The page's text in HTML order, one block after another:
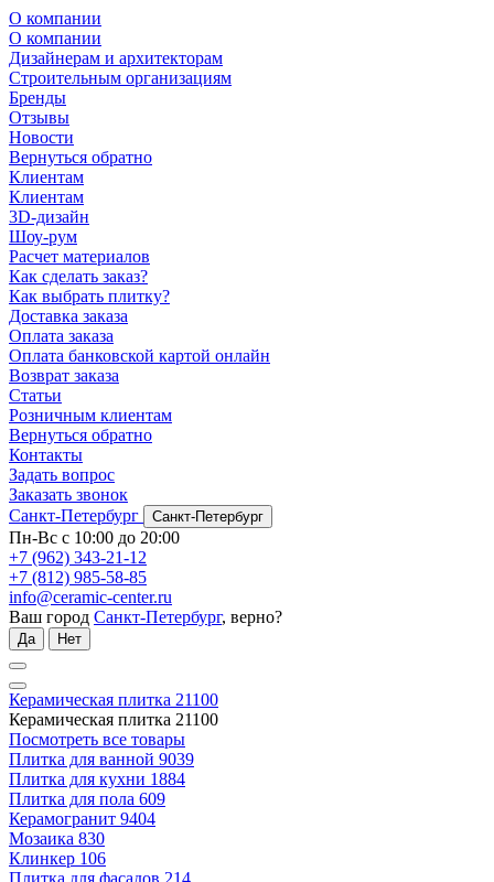
О компании
О компании
Дизайнерам и архитекторам
Строительным организациям
Бренды
Отзывы
Новости
Вернуться обратно
Клиентам
Клиентам
3D-дизайн
Шоу-рум
Расчет материалов
Как сделать заказ?
Как выбрать плитку?
Доставка заказа
Оплата заказа
Оплата банковской картой онлайн
Возврат заказа
Статьи
Розничным клиентам
Вернуться обратно
Контакты
Задать вопрос
Заказать звонок
Санкт-Петербург
Санкт-Петербург
Пн-Вс с 10:00 до 20:00
+7 (962) 343-21-12
+7 (812) 985-58-85
info@ceramic-center.ru
Ваш город Санкт-Петербург, верно?
Да Нет
Керамическая плитка 21100
Керамическая плитка 21100
Посмотреть все товары
Плитка для ванной 9039
Плитка для кухни 1884
Плитка для пола 609
Керамогранит 9404
Мозаика 830
Клинкер 106
Плитка для фасадов 214